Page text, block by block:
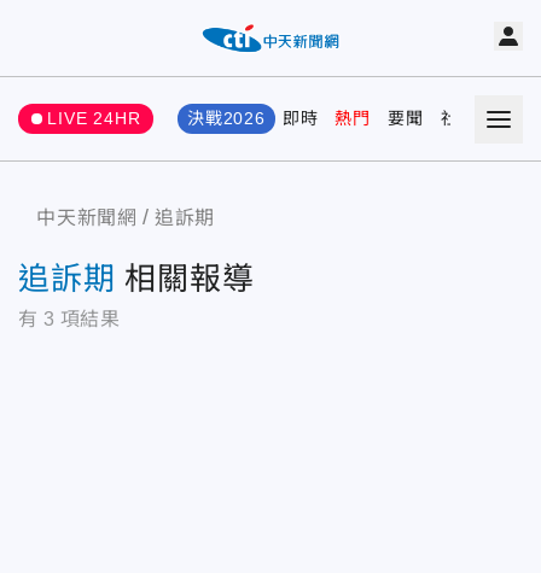
LIVE 24HR 決戰2026 即時 熱門 要聞 社會 娛樂
中天新聞網 追訴期
追訴期 相關報導
有 3 項結果